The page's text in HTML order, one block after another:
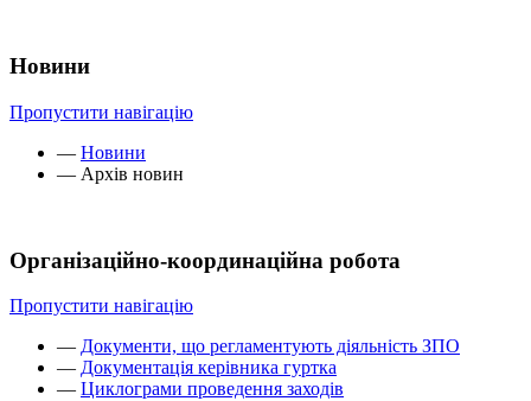
Новини
Пропустити навігацію
— Новини
— Архів новин
Організаційно-координаційна робота
Пропустити навігацію
— Документи, що регламентують діяльність ЗПО
— Документація керівника гуртка
— Циклограми проведення заходів